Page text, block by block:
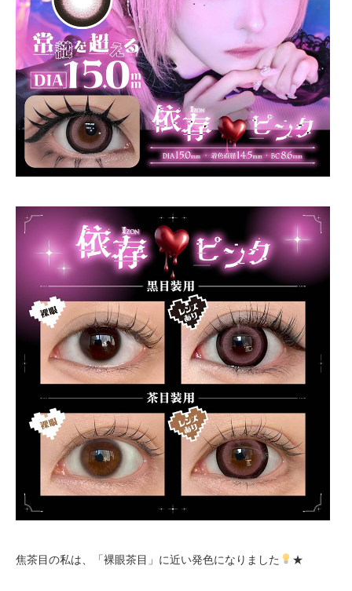
焦茶目の私は、「裸眼茶目」に近い発色になりました ★